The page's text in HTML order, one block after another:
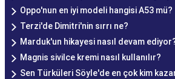
Oppo'nun en iyi modeli hangisi A53 mü?
Terzi'de Dimitri'nin sırrı ne?
Marduk'un hikayesi nasıl devam
Magnis sivilce kremi nasıl kullanılır?
Sen Türküleri Söyle'de en çok kim